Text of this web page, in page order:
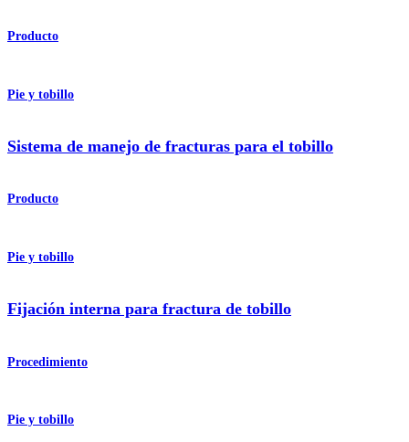
Producto
Pie y tobillo
Sistema de manejo de fracturas para el tobillo
Producto
Pie y tobillo
Fijación interna para fractura de tobillo
Procedimiento
Pie y tobillo